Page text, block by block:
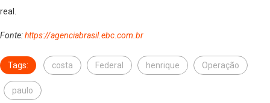
real.
Fonte:https://agenciabrasil.ebc.com.br
Tags: costa Federal henrique Operação
paulo